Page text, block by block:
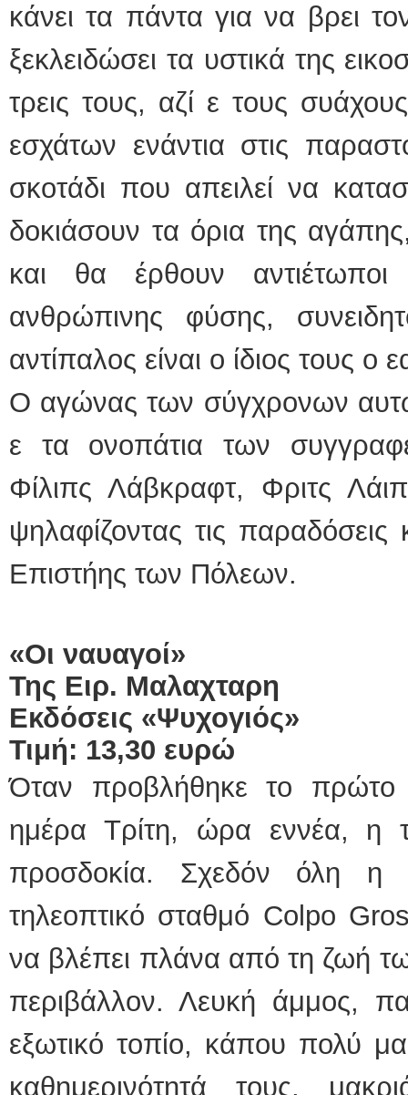
κάνει τα πάντα για να βρει
ξεκλειδώσει τα υστικά της
τρεις τους, αζί ε τους
εσχάτων ενάντια στις
σκοτάδι που απειλεί να
δοκιάσουν τα όρια της
και θα έρθουν
ανθρώπινης φύσης,
αντίπαλος είναι ο ίδιος τους ο
Ο αγώνας των σύγχρονων
ε τα ονοπάτια των
Φίλιπς Λάβκραφτ, Φριτς
ψηλαφίζοντας τις παραδόσεις
Επιστήης των Πόλεων.
«Οι ναυαγοί»
Της Ειρ. Μαλαχταρη
Εκδόσεις «Ψυχογιός»
Τιμή: 13,30 ευρώ
Όταν προβλήθηκε το πρώτο
ημέρα Τρίτη, ώρα εννέα, η
προσδοκία. Σχεδόν όλη η
τηλεοπτικό σταθμό Colpo
να βλέπει πλάνα από τη ζωή
περιβάλλον. Λευκή άμμος,
εξωτικό τοπίο, κάπου πολύ
καθημερινότητά τους,